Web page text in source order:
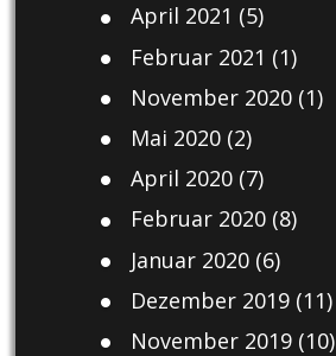
April 2021 (5)
Februar 2021 (1)
November 2020(1)
Mai 2020(2)
April 2020(7)
Februar 2020(8)
Januar 2020(6)
Dezember 2019(11)
November 2019(10)